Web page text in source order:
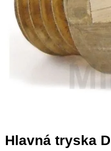
Hlavná tryska